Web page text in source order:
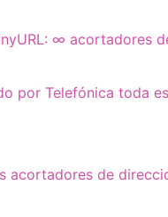
∞ acortadores
por Telefónica toda
acortadores de